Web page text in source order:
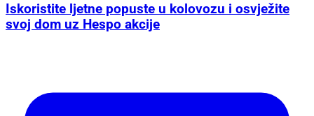
Iskoristite ljetne popuste u kolovozu i osvježite
svoj dom uz Hespo akcije